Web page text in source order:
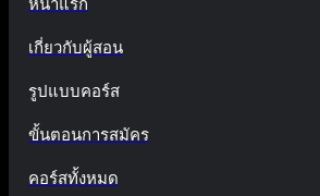
เกี่ยวกับผู้สอน
รูปแบบคอร์ส
ขั้นตอนการสมัคร
คอร์สทั้งหมด